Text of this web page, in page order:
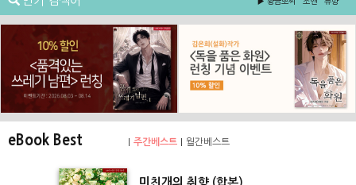
eBook Best
미친개의 취향 (합본)..
주간베스트 월간베스트